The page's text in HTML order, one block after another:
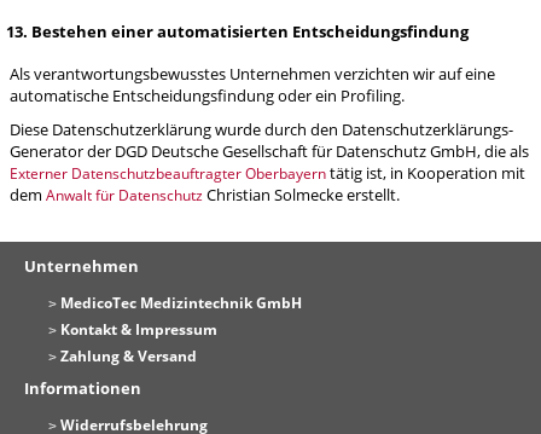
13. Bestehen einer automatisierten Entscheidungsfindung
Als verantwortungsbewusstes Unternehmen verzichten wir auf eine
automatische Entscheidungsfindung oder ein Profiling.
Diese Datenschutzerklärung wurde durch den Datenschutzerklärungs-
Generator der DGD Deutsche Gesellschaft für Datenschutz GmbH, die als
Externer Datenschutzbeauftragter Oberbayerntätig ist, in Kooperation mit
dem Anwalt für DatenschutzChristian Solmecke erstellt.
Unternehmen
MedicoTec Medizintechnik GmbH
Kontakt & Impressum
Zahlung & Versand
Informationen
Widerrufsbelehrung